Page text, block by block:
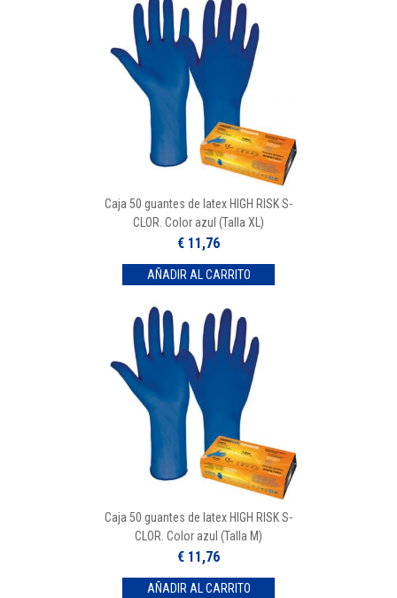
Caja 50 guantes de latex HIGH RISK S-
CLOR. Color azul (Talla XL)
€ 11,76
Caja 50 guantes de latex HIGH RISK S-
CLOR. Color azul (Talla M)
€ 11,76